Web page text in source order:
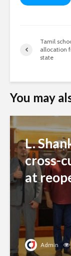
Tamil
allocation
state
You may
L.
cross-
at
Admin